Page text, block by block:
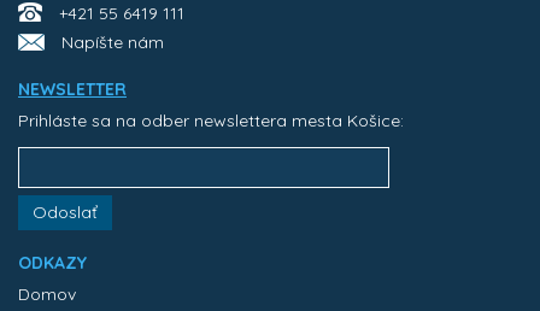
+421 55 6419 111
Napíšte nám
NEWSLETTER
Prihláste sa na odber newslettera mesta Košice:
Odoslať
ODKAZY
Domov